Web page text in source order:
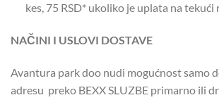
kes, 75 RSD* ukoliko je uplata na tekući
NAČINI I USLOVI DOSTAVE
Avantura park doo nudi mogućnost samo
adresu preko BEXX SLUZBE primarno ili